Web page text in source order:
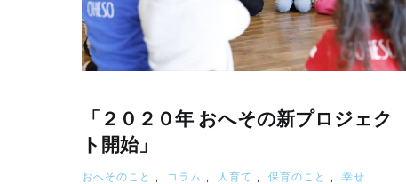
「２０２０年 おへその新プロジェク
ト開始」
おへそのこと , コラム , 人育て , 保育のこと ,
幸せ